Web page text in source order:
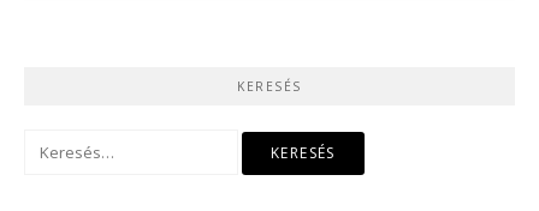
KERESÉS